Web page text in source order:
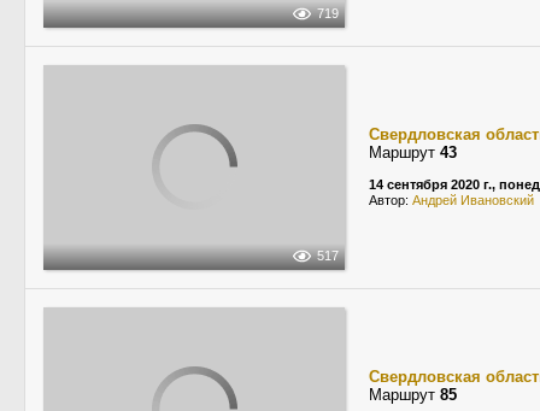
719
517
Свердловская
Маршрут 43
14 сентября 2020 г.,
Автор: Андрей Ивановский
Свердловская
Маршрут 85